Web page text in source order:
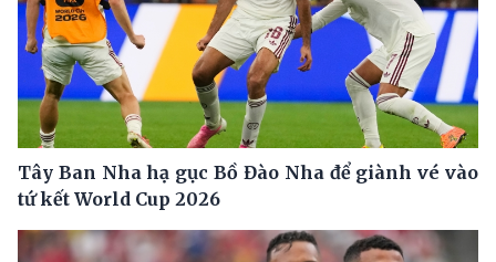
Tây Ban Nha hạ gục Bồ Đào Nha để giành vé vào
tứ kết World Cup 2026